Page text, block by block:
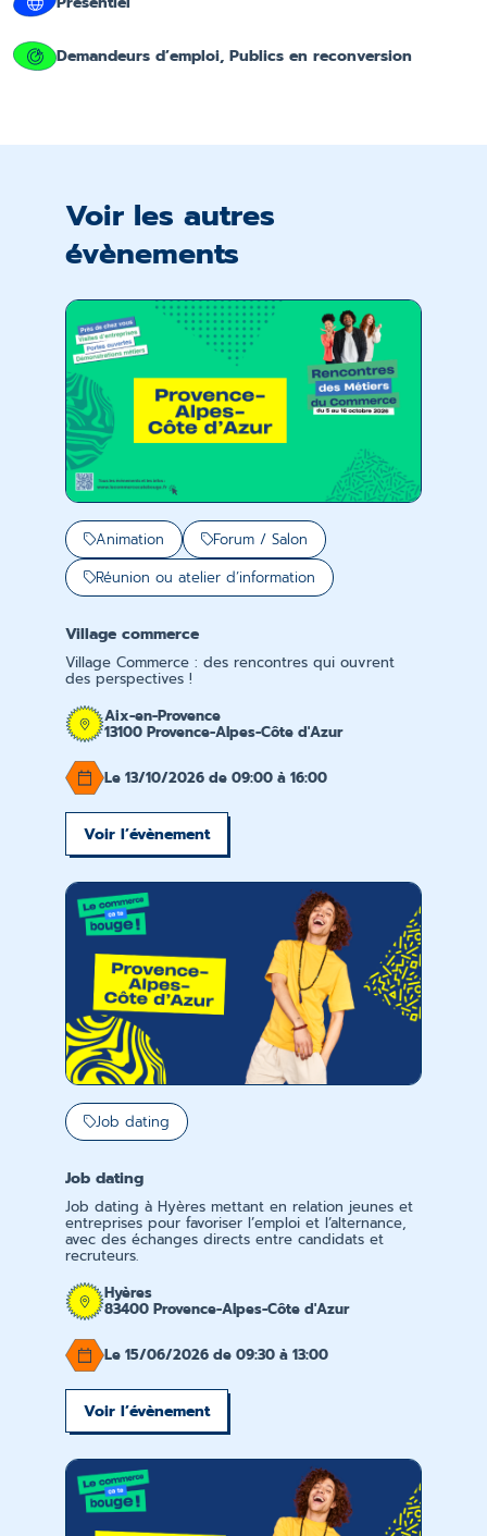
Demandeurs d’emploi, Publics en reconversion
Voir les autres
évènements
Animation
Forum / Salon
Réunion ou atelier d’information
Village commerce
Village Commerce : des rencontres qui ouvrent
des perspectives !
Aix-en-Provence
13100 Provence-Alpes-Côte d'Azur
Le 13/10/2026 de 09:00 à 16:00
Voir l’évènement
Job dating
Job dating
Job dating à Hyères mettant en relation jeunes et
entreprises pour favoriser l’emploi et l’alternance,
avec des échanges directs entre candidats et
recruteurs.
Hyères
83400 Provence-Alpes-Côte d'Azur
Le 15/06/2026 de 09:30 à 13:00
Voir l’évènement